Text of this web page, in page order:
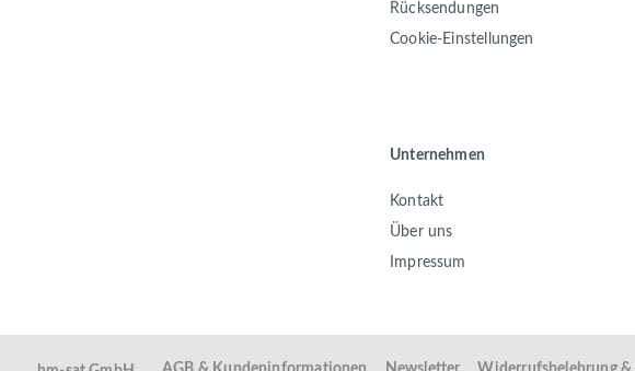
Rücksendungen
Cookie-Einstellungen
Unternehmen
Kontakt
Über uns
Impressum